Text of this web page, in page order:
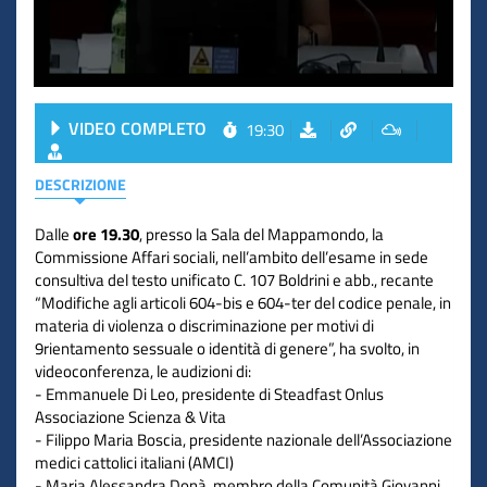
VIDEO COMPLETO 19:30
DESCRIZIONE
Dalleore 19.30, presso la Sala del Mappamondo, la
Commissione Affari sociali, nell’ambito dell’esame in sede
consultiva del testo unificato C. 107 Boldrini e abb., recante
“Modifiche agli articoli 604-bis e 604-ter del codice penale, in
materia di violenza o discriminazione per motivi di
9rientamento sessuale o identità di genere”, ha svolto, in
videoconferenza, le audizioni di:
- Emmanuele Di Leo, presidente di Steadfast Onlus
Associazione Scienza & Vita
- Filippo Maria Boscia, presidente nazionale dell’Associazione
medici cattolici italiani (AMCI)